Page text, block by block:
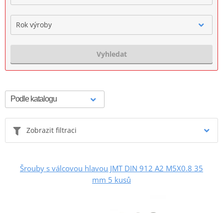
Rok výroby
Vyhledat
Zobrazit filtraci
Šrouby s válcovou hlavou JMT DIN 912 A2 M5X0.8 35
mm 5 kusů